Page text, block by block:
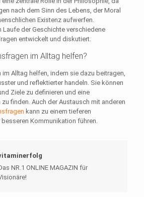
nach dem Sinn des Lebens, der Moral
Existenz aufwerfen.
Laufe der Geschichte verschiedene
entwickelt und diskutiert.
im Alltag helfen?
im Alltag helfen, indem sie dazu beitragen,
und reflektierter handeln. Sie können
Ziele zu definieren und eine
finden. Auch der Austausch mit anderen
kann zu einem tieferen
Kommunikation führen.
NR.1 ONLINE MAGAZIN für